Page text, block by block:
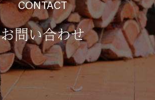
CONTACT
お問い合わせ